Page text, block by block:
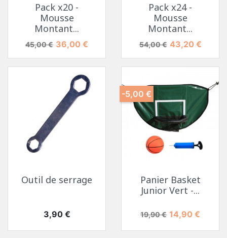
Pack x20 -
Mousse
Montant...
Prix de base
45,00 € Prix
36,00 €
Pack x24 -
Mousse
Montant...
Prix de base
54,00 € Prix
43,20 €
Outil de serrage
Prix
3,90 €
Panier Basket
Junior Vert -...
Prix de base
19,90 € Prix
14,90 €
-5,00 €